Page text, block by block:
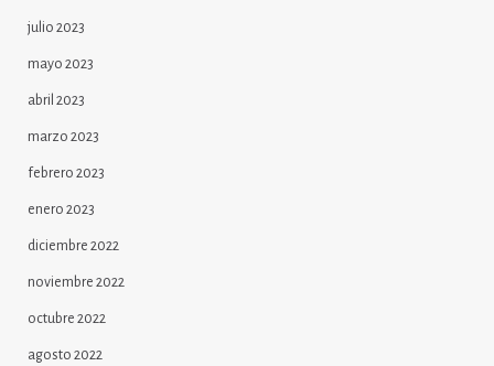
julio 2023
mayo 2023
abril 2023
marzo 2023
febrero 2023
enero 2023
diciembre 2022
noviembre 2022
octubre 2022
agosto 2022